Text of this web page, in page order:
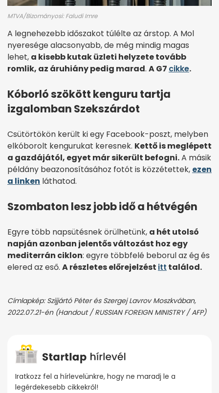
MTVA/Bizományosi: Faludi Imre
A legnehezebb időszakot túlélte az árstop. A Mol
nyeresége alacsonyabb, de még mindig magas
lehet, a kisebb kutak üzleti helyzete tovább
romlik, az áruhiány pedig marad. A G7 cikke.
Kóborló szökött kenguru tartja
izgalomban Szekszárdot
Csütörtökön került ki egy Facebook-poszt, melyben
elkóborolt kengurukat keresnek. Kettő is meglépett
a gazdájától, egyet már sikerült befogni.A másik
példány beazonosításához fotót is közzétettek, ezen
a linken láthatod.
Szombaton lesz jobb idő a hétvégén
Egyre több napsütésnek örülhetünk, a hét utolsó
napján azonban jelentős változást hoz egy
mediterrán ciklon: egyre többfelé beborul az ég és
elered az eső. A részletes előrejelzést itt találod.
Címlapkép: Szijjártó Péter és Szergej Lavrov Moszkvában,
2022.07.21-én (Handout / RUSSIAN FOREIGN MINISTRY / AFP)
Iratkozz fel a hírlevelünkre, hogy ne maradj le a
legérdekesebb cikkekről!